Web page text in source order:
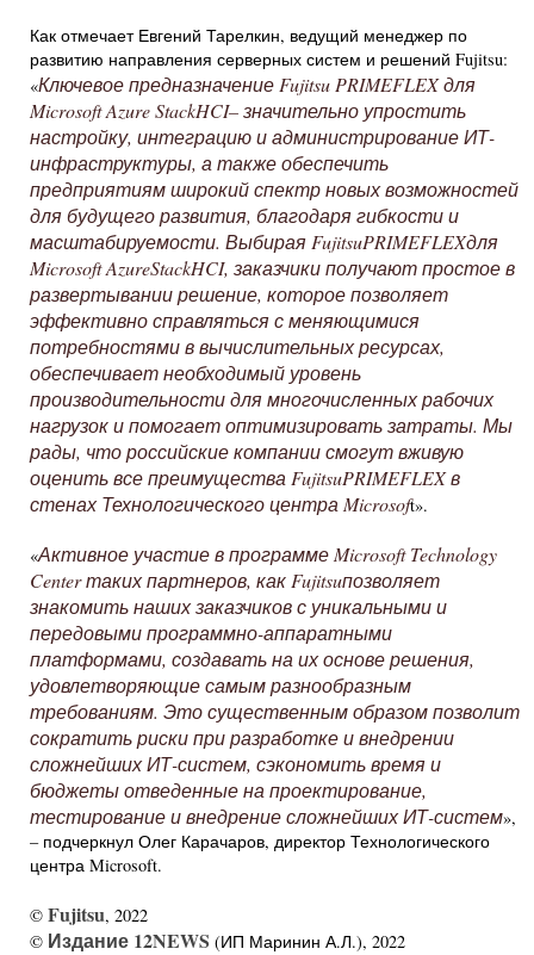
Как отмечает Евгений Тарелкин, ведущий менеджер по
развитию направления серверных систем и решений Fujitsu:
«Ключевое предназначение Fujitsu PRIMEFLEX для
Microsoft Azure StackHCI– значительно упростить
настройку, интеграцию и администрирование ИТ-
инфраструктуры, а также обеспечить
предприятиям широкий спектр новых возможностей
для будущего развития, благодаря гибкости и
масштабируемости. Выбирая FujitsuPRIMEFLEXдля
Microsoft AzureStackHCI, заказчики получают простое в
развертывании решение, которое позволяет
эффективно справляться с меняющимися
потребностями в вычислительных ресурсах,
обеспечивает необходимый уровень
производительности для многочисленных рабочих
нагрузок и помогает оптимизировать затраты. Мы
рады, что российские компании смогут вживую
оценить все преимущества FujitsuPRIMEFLEX в
стенах Технологического центра Microsoft».
«Активное участие в программе Microsoft Technology
Center таких партнеров, как Fujitsuпозволяет
знакомить наших заказчиков с уникальными и
передовыми программно-аппаратными
платформами, создавать на их основе решения,
удовлетворяющие самым разнообразным
требованиям. Это существенным образом позволит
сократить риски при разработке и внедрении
сложнейших ИТ-систем, сэкономить время и
бюджеты отведенные на проектирование,
тестирование и внедрение сложнейших ИТ-систем»,
– подчеркнул Олег Карачаров, директор Технологического
центра Microsoft.
© Fujitsu, 2022
© Издание 12NEWS (ИП Маринин А.Л.), 2022